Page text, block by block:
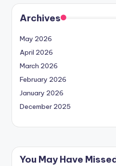
Archives
May 2026
April 2026
March 2026
February 2026
January 2026
December 2025
You May Have